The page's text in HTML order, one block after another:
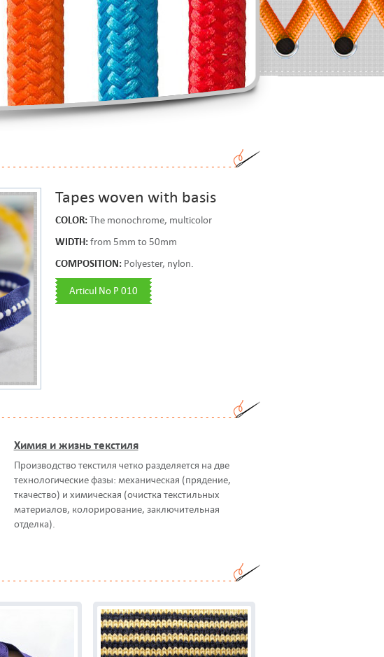
Tapes woven with basis
COLOR:The monochrome, multicolor
WIDTH:from 5mm to 50mm
COMPOSITION: Polyester, nylon.
Articul No P 010
Химия и жизнь текстиля
Производство текстиля четко разделяется на две
технологические фазы: механическая (прядение,
ткачество) и химическая (очистка текстильных
материалов, колорирование, заключительная
отделка).